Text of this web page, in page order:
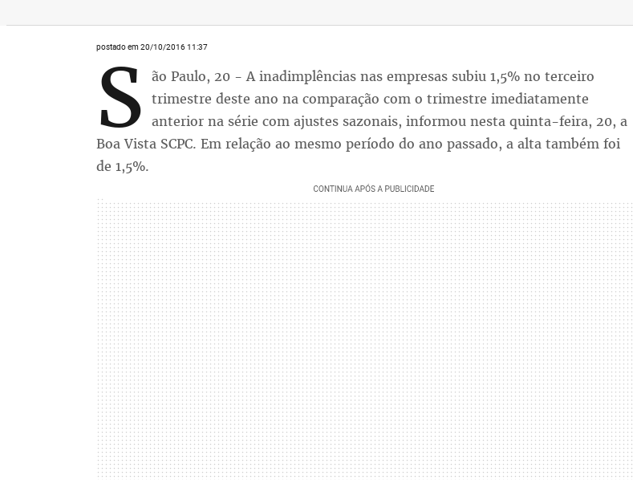
postado em 20/10/2016 11:37
S ão Paulo, 20 - A inadimplências nas empresas subiu 1,5% no terceiro
trimestre deste ano na comparação com o trimestre imediatamente
anterior na série com ajustes sazonais, informou nesta quinta-feira, 20, a
Boa Vista SCPC. Em relação ao mesmo período do ano passado, a alta também foi
de 1,5%.